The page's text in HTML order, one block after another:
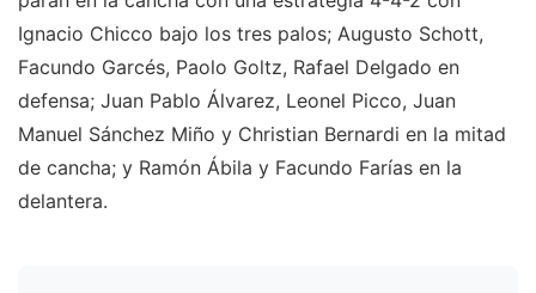
Ignacio Chicco bajo los tres palos; Augusto Schott,
Facundo Garcés, Paolo Goltz, Rafael Delgado en
defensa; Juan Pablo Álvarez, Leonel Picco, Juan
Manuel Sánchez Miño y Christian Bernardi en la mitad
de cancha; y Ramón Ábila y Facundo Farías en la
delantera.